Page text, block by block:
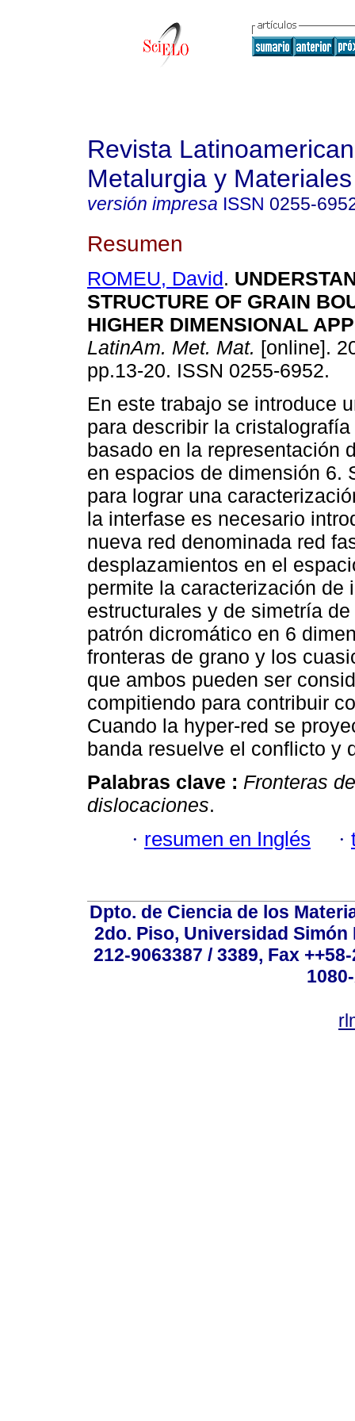
Revista
Metalurgia y Materiales
versión impresa ISSN 0255-
Resumen
ROMEU, David.
STRUCTURE OF GRAIN
HIGHER DIMENSIONAL
LatinAm. Met. Mat. [online].
pp.13-20. ISSN 0255-6952.
En este trabajo se introduce
para describir la
basado en la representación
en espacios de dimensión 6.
para lograr una
la interfase es necesario
nueva red denominada red
desplazamientos en el
permite la caracterización de
estructurales y de simetría
patrón dicromático en 6
fronteras de grano y los
que ambos pueden ser
compitiendo para contribuir
Cuando la hyper-red se
banda resuelve el conflicto y
Palabras clave : Fronteras
dislocaciones.
· resumen en Inglés ·
Dpto. de Ciencia de los
2do. Piso, Universidad
212-9063387 / 3389, Fax